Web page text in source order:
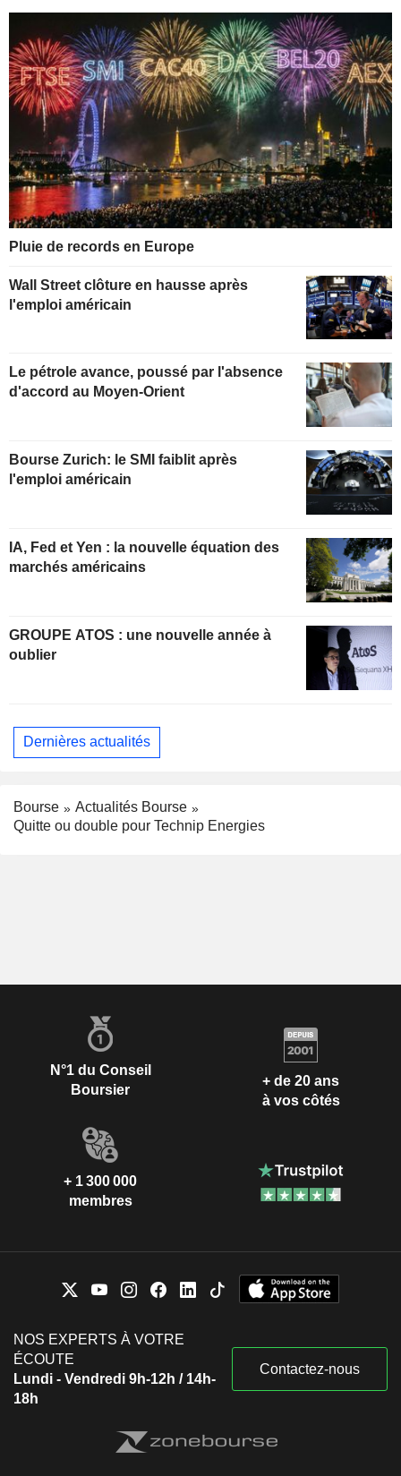
Pluie de records en Europe
Wall Street clôture en hausse après
l'emploi américain
Le pétrole avance, poussé par l'absence
d'accord au Moyen-Orient
Bourse Zurich: le SMI faiblit après
l'emploi américain
IA, Fed et Yen : la nouvelle équation des
marchés américains
GROUPE ATOS : une nouvelle année à
oublier
Dernières actualités
Bourse
Actualités Bourse
Quitte ou double pour Technip Energies
N°1 du Conseil
Boursier
+ de 20 ans
à vos côtés
+ 1 300 000
membres
NOS EXPERTS À VOTRE
ÉCOUTE
Lundi - Vendredi 9h-12h / 14h-
18h
Contactez-nous